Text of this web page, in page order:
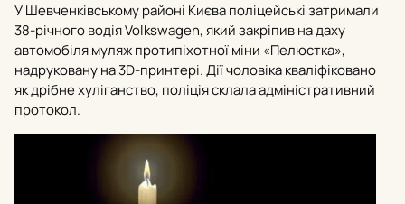
У Шевченківському районі Києва поліцейські затримали
38-річного водія Volkswagen, який закріпив на даху
автомобіля муляж протипіхотної міни «Пелюстка»,
надруковану на 3D-принтері. Дії чоловіка кваліфіковано
як дрібне хуліганство, поліція склала адміністративний
протокол.